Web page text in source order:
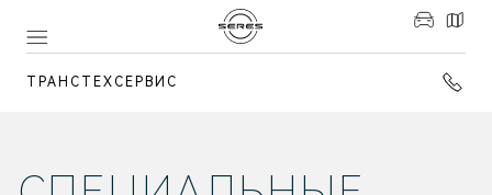
ТРАНСТЕХСЕРВИС